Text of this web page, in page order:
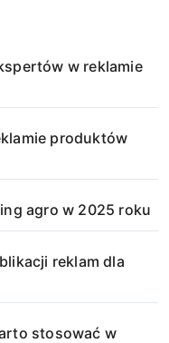
w reklamie
produktów
agro w 2025 roku
reklam dla
stosować w